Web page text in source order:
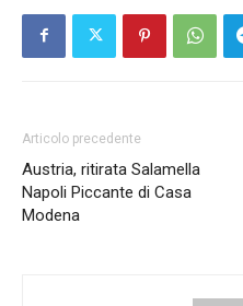
Articolo precedente
Austria, ritirata Salamella
Napoli Piccante di Casa
Modena